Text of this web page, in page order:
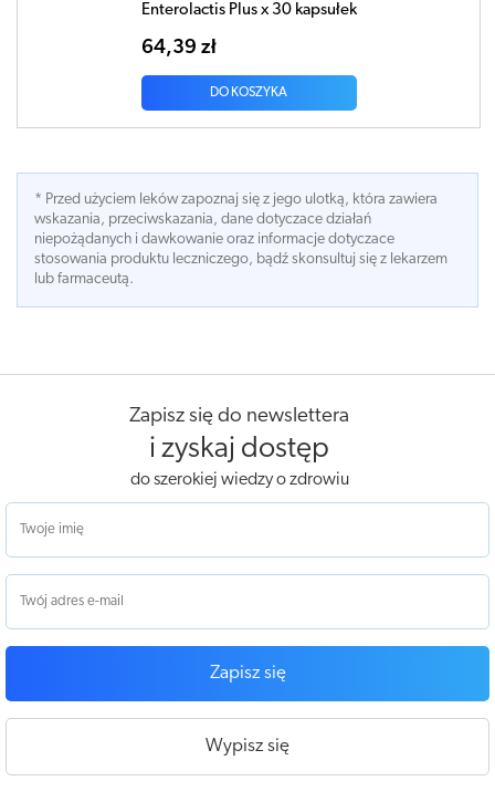
Enterolactis Plus x 30 kapsułek
64,39 zł
DO KOSZYKA
* Przed użyciem leków zapoznaj się z jego ulotką, która zawiera
wskazania, przeciwskazania, dane dotyczace działań
niepożądanych i dawkowanie oraz informacje dotyczace
stosowania produktu leczniczego, bądź skonsultuj się z lekarzem
lub farmaceutą.
Zapisz się do newslettera
i zyskaj dostęp
do szerokiej wiedzy o zdrowiu
Zapisz się
Wypisz się